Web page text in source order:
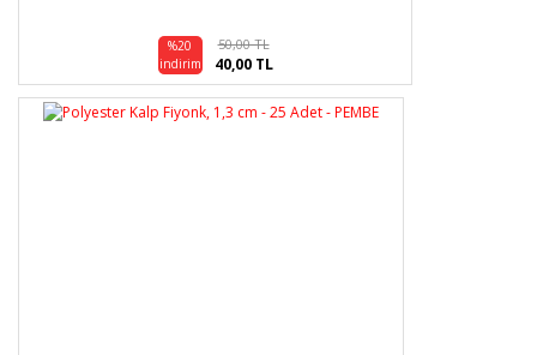
%20
indirim
50,00 TL
40,00 TL